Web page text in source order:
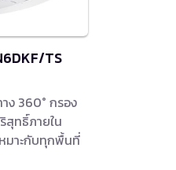
TS
ง 360° กรอง
สุทธิ์ภายใน
มาะกับทุกพื้นที่